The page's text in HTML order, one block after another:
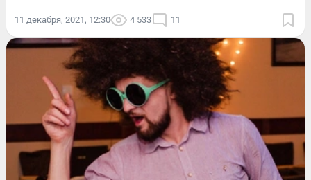
11 декабря, 2021, 12:30 4 533 11